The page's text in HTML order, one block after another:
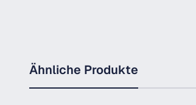
Ähnliche Produkte